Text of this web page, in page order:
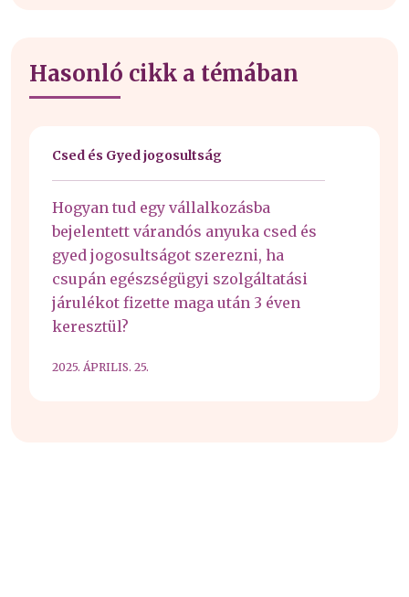
Hasonló cikk a témában
Csed és Gyed jogosultság
Hogyan tud egy vállalkozásba
bejelentett várandós anyuka csed és
gyed jogosultságot szerezni, ha
csupán egészségügyi szolgáltatási
járulékot fizette maga után 3 éven
keresztül?
2025. ÁPRILIS. 25.